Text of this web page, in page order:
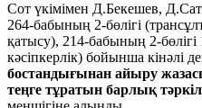
Сот үкімімен Д.Бекешев,
264-бабының 2-бөлігі
қатысу), 214-бабының 2-
кәсіпкерлік) бойынша кінәлі
бостандығынан айыру
теңге тұратын барлық